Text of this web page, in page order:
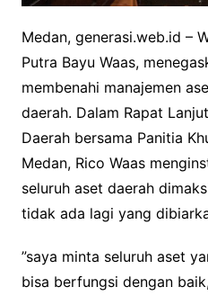
Medan, generasi.web.id –
Putra Bayu Waas,
membenahi manajemen
daerah. Dalam Rapat
Daerah bersama Panitia
Medan, Rico Waas
seluruh aset daerah
tidak ada lagi yang
​”saya minta seluruh aset
bisa berfungsi dengan